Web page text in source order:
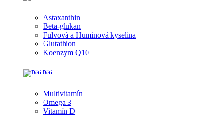
Astaxanthin
Beta-glukan
Fulvová a Huminová kyselina
Glutathion
Koenzym Q10
Děti
Multivitamín
Omega 3
Vitamín D